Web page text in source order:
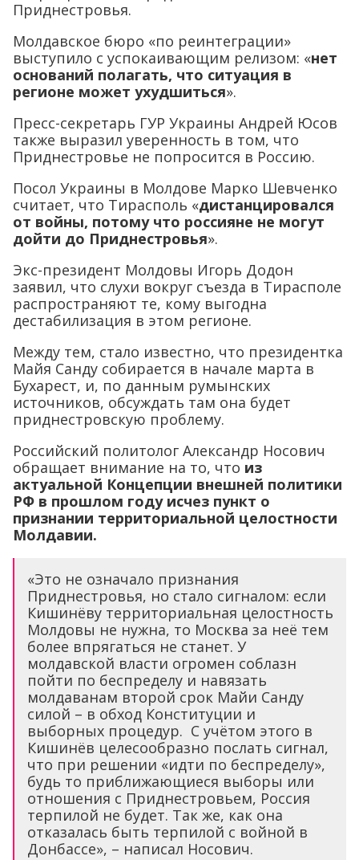
Приднестровья.
Молдавское бюро «по реинтеграции»
выступило с успокаивающим релизом: «нет
оснований полагать, что ситуация в
регионе может ухудшиться».
Пресс-секретарь ГУР Украины Андрей Юсов
также выразил уверенность в том, что
Приднестровье не попросится в Россию.
Посол Украины в Молдове Марко Шевченко
считает, что Тирасполь «дистанцировался
от войны, потому что россияне не могут
дойти до Приднестровья».
Экс-президент Молдовы Игорь Додон
заявил, что слухи вокруг съезда в Тирасполе
распространяют те, кому выгодна
дестабилизация в этом регионе.
Между тем, стало известно, что президентка
Майя Санду собирается в начале марта в
Бухарест, и, по данным румынских
источников, обсуждать там она будет
приднестровскую проблему.
Российский политолог Александр Носович
обращает внимание на то, что из
актуальной Концепции внешней политики
РФ в прошлом году исчез пункт о
признании территориальной целостности
Молдавии.
«Это не означало признания
Приднестровья, но стало сигналом: если
Кишинёву территориальная целостность
Молдовы не нужна, то Москва за неё тем
более впрягаться не станет. У
молдавской власти огромен соблазн
пойти по беспределу и навязать
молдаванам второй срок Майи Санду
силой – в обход Конституции и
выборных процедур. С учётом этого в
Кишинёв целесообразно послать сигнал,
что при решении «идти по беспределу»,
будь то приближающиеся выборы или
отношения с Приднестровьем, Россия
терпилой не будет. Так же, как она
отказалась быть терпилой с войной в
Донбассе», – написал Носович.